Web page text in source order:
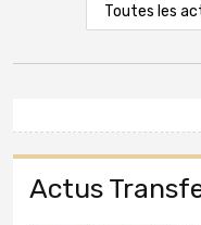
Toutes les
Actus